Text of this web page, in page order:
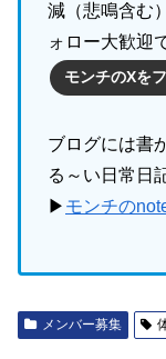
減（悲鳴含む
ォロー大歓迎
モンチのXを
ブログには書
る～い日常日
▶ モンチの
メンバー募集